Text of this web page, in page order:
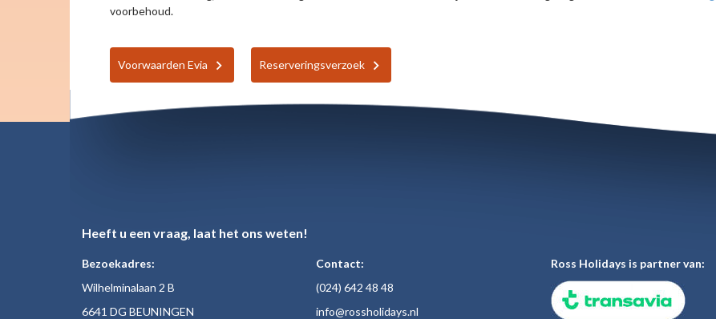
voorbehoud.
Voorwaarden Evia Reserveringsverzoek
Heeft u een vraag, laat het ons weten!
Bezoekadres:
Wilhelminalaan 2 B
6641 DG BEUNINGEN
Contact:
(024) 642 48 48
info@rossholidays.nl
Ross Holidays is partner van: